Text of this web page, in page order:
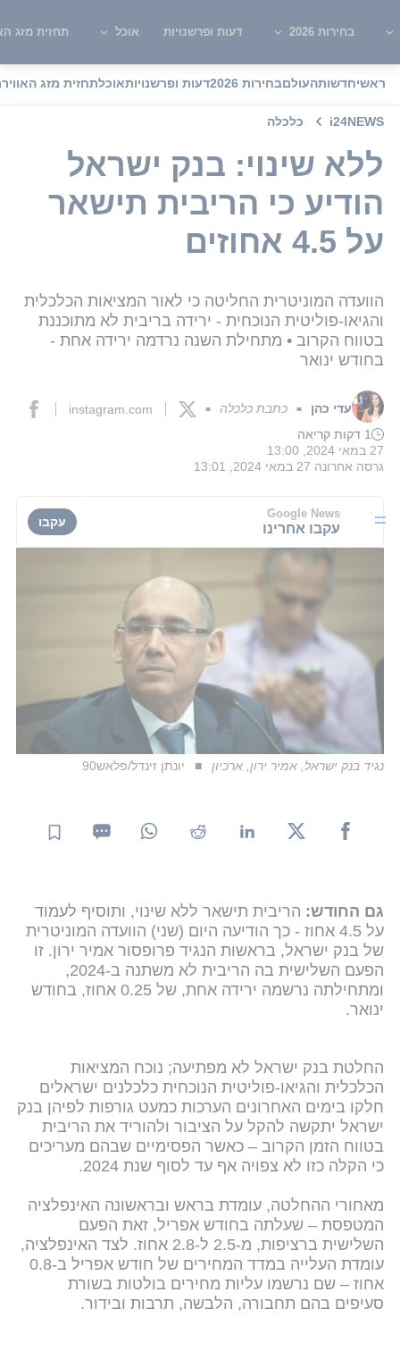
בחירות 2026 דעות ופרשנויות אוכל תחזית מזג
ראשיחדשותהעולםבחירות 2026 דעות ופרשנויותאוכלתחזית מזג האוויר
i24NEWS כלכלה
ללא שינוי: בנק ישראל
הודיע כי הריבית תישאר
על 4.5 אחוזים
הוועדה המוניטרית החליטה כי לאור המציאות הכלכלית
והגיאו-פוליטית הנוכחית - ירידה בריבית לא מתוכננת
בטווח הקרוב • מתחילת השנה נרדמה ירידה אחת -
בחודש ינואר
עדי כהן ■ כתבת כלכלה ■
instagram.com
1 דקות קריאה
27 במאי 2024, 13:00
גרסה אחרונה 27 במאי 2024, 13:01
Google News
עקבו אחרינו עקבו
נגיד בנק ישראל, אמיר ירון, ארכיון יונתן זינדל/פלאש90
גם החודש: הריבית תישאר ללא שינוי, ותוסיף לעמוד
על 4.5 אחוז - כך הודיעה היום (שני) הוועדה המוניטרית
של בנק ישראל, בראשות הנגיד פרופסור אמיר ירון. זו
הפעם השלישית בה הריבית לא משתנה ב-2024,
ומתחילתה נרשמה ירידה אחת, של 0.25 אחוז, בחודש
ינואר.
החלטת בנק ישראל לא מפתיעה; נוכח המציאות
הכלכלית והגיאו-פוליטית הנוכחית כלכלנים ישראלים
חלקו בימים האחרונים הערכות כמעט גורפות לפיהן בנק
ישראל יתקשה להקל על הציבור ולהוריד את הריבית
בטווח הזמן הקרוב – כאשר הפסימיים שבהם מעריכים
כי הקלה כזו לא צפויה אף עד לסוף שנת 2024.
מאחורי ההחלטה, עומדת בראש ובראשונה האינפלציה
המטפסת – שעלתה בחודש אפריל, זאת הפעם
השלישית ברציפות, מ-2.5 ל-2.8 אחוז. לצד האינפלציה,
עומדת העלייה במדד המחירים של חודש אפריל ב-0.8
אחוז – שם נרשמו עליות מחירים בולטות בשורת
סעיפים בהם תחבורה, הלבשה, תרבות ובידור.